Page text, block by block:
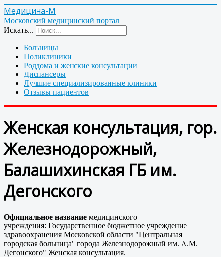
Медицина-М
Московский медицинский портал
Искать...
Больницы
Поликлиники
Роддома и женские консультации
Диспансеры
Лучшие специализированные клиники
Отзывы пациентов
Женская консультация, гор.
Железнодорожный,
Балашихинская ГБ им.
Дегонского
Официальное название медицинского
учреждения: Государственное бюджетное учреждение
здравоохранения Московской области "Центральная
городская больница" города Железнодорожный им. А.М.
Дегонского" Женская консультация.